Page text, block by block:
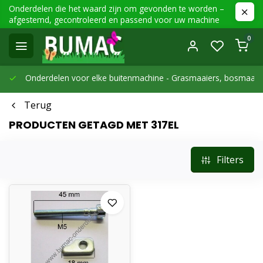
Onderdelen die het waard zijn om gevonden te worden –
afgestemd, gecontroleerd en passend voor uw machine
0
Onderdelen voor elke buitenmachine - Grasmaaiers,
Terug
PRODUCTEN GETAGD MET 317EL
Filters